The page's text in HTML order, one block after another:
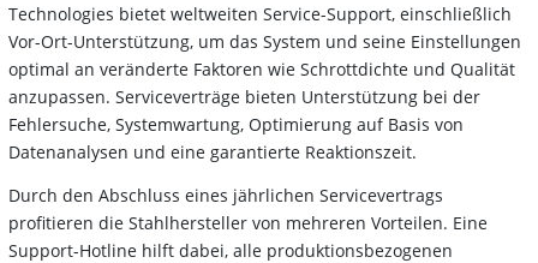
Technologies bietet weltweiten Service-Support, einschließlich
Vor-Ort-Unterstützung, um das System und seine Einstellungen
optimal an veränderte Faktoren wie Schrottdichte und Qualität
anzupassen. Serviceverträge bieten Unterstützung bei der
Fehlersuche, Systemwartung, Optimierung auf Basis von
Datenanalysen und eine garantierte Reaktionszeit.
Durch den Abschluss eines jährlichen Servicevertrags
profitieren die Stahlhersteller von mehreren Vorteilen. Eine
Support-Hotline hilft dabei, alle produktionsbezogenen